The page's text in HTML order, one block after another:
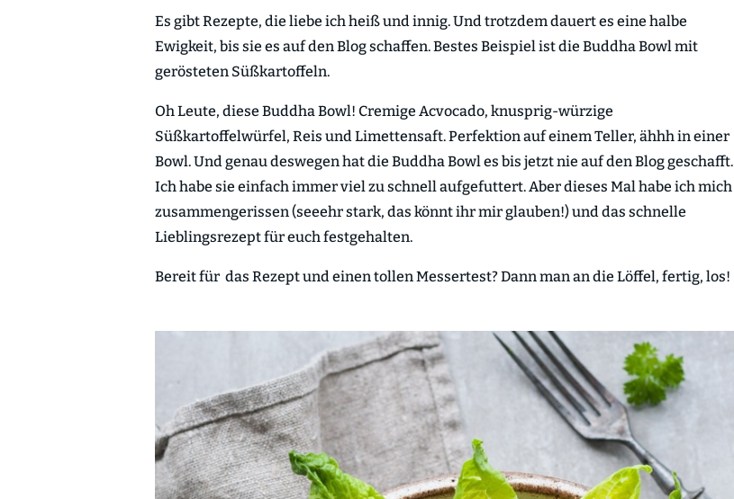
Es gibt Rezepte, die liebe ich heiß und innig. Und trotzdem dauert es eine halbe
Ewigkeit, bis sie es auf den Blog schaffen. Bestes Beispiel ist die Buddha Bowl mit
gerösteten Süßkartoffeln.
Oh Leute, diese Buddha Bowl! Cremige Acvocado, knusprig-würzige
Süßkartoffelwürfel, Reis und Limettensaft. Perfektion auf einem Teller, ähhh in einer
Bowl. Und genau deswegen hat die Buddha Bowl es bis jetzt nie auf den Blog geschafft.
Ich habe sie einfach immer viel zu schnell aufgefuttert. Aber dieses Mal habe ich mich
zusammengerissen (seeehr stark, das könnt ihr mir glauben!) und das schnelle
Lieblingsrezept für euch festgehalten.
Bereit für das Rezept und einen tollen Messertest? Dann man an die Löffel, fertig, los!